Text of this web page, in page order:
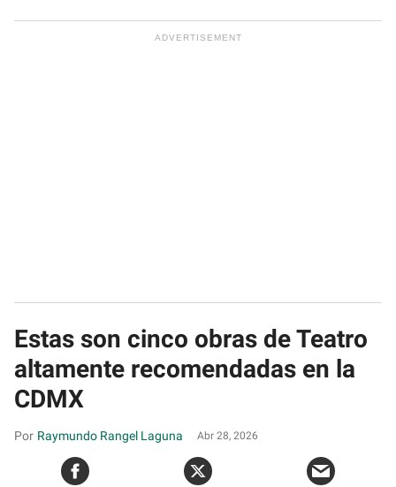
Estas son cinco obras de Teatro
altamente recomendadas en la
CDMX
Raymundo Rangel Laguna Abr 28, 2026